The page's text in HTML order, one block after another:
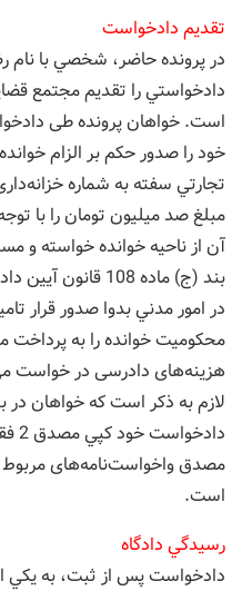
تقديم دادخواست
در پرونده حاضر، شخصي با نام
دادخواستي را تقديم مجتمع
است. خواهان پرونده طی
مبلغ صد میلیون تومان را با
بند (ج) ماده 108
در امور مدني بدوا صدور قرار
محکومیت خوانده را به
هزینه‌های دادرسی در خواست
لازم به ذكر است كه خواهان
مصدق واخواست‌نامه‌های مربوط
است.
رسيدگي دادگاه
دادخواست پس از ثبت، به يكي